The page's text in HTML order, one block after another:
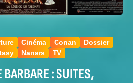
Cinéma Conan
Dossier
Nanars TV
BARBARE : SUITES,